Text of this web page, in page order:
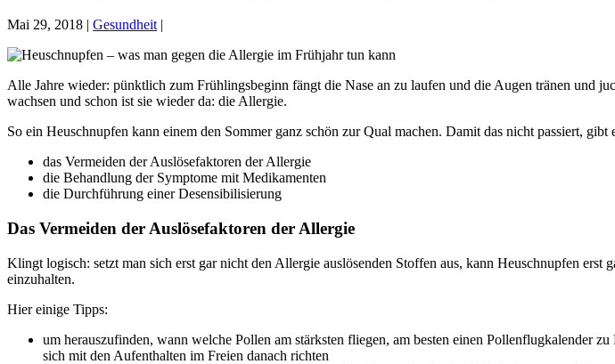
Mai 29, 2018 | Gesundheit |
Alle Jahre wieder: pünktlich zum Frühlingsbeginn fängt die Nase an zu laufen und die Augen tränen und
wachsen und schon ist sie wieder da: die Allergie.
So ein Heuschnupfen kann einem den Sommer ganz schön zur Qual machen. Damit das nicht passiert,
das Vermeiden der Auslösefaktoren der Allergie
die Behandlung der Symptome mit Medikamenten
die Durchführung einer Desensibilisierung
Das Vermeiden der Auslösefaktoren der Allergie
Klingt logisch: setzt man sich erst gar nicht den Allergie auslösenden Stoffen aus, kann Heuschnupfen
einzuhalten.
Hier einige Tipps:
um herauszufinden, wann welche Pollen am stärksten fliegen, am besten einen Pollenflugkalender
sich mit den Aufenthalten im Freien danach richten